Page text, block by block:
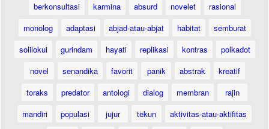
berkonsultasi
karmina absurd novelet
rasional
monolog
adaptasi abjad-atau-abjat habitat
semburat
solilokui
gurindam hayati replikasi kontras
polkadot
novel
senandika favorit panik abstrak
kreatif
toraks
predator antologi dialog membran
rajin
mandiri
populasi jujur tekun
aktivitas-atau-aktifitas